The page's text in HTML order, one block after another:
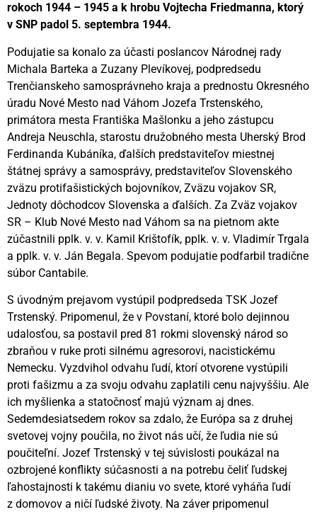
rokoch 1944 – 1945 a k hrobu Vojtecha Friedmanna, ktorý
v SNP padol 5. septembra 1944.
Podujatie sa konalo za účasti poslancov Národnej rady
Michala Barteka a Zuzany Plevíkovej, podpredsedu
Trenčianskeho samosprávneho kraja a prednostu Okresného
úradu Nové Mesto nad Váhom Jozefa Trstenského,
primátora mesta Františka Mašlonku a jeho zástupcu
Andreja Neuschla, starostu družobného mesta Uherský Brod
Ferdinanda Kubáníka, ďalších predstaviteľov miestnej
štátnej správy a samosprávy, predstaviteľov Slovenského
zväzu protifašistických bojovníkov, Zväzu vojakov SR,
Jednoty dôchodcov Slovenska a ďalších. Za Zväz vojakov
SR – Klub Nové Mesto nad Váhom sa na pietnom akte
zúčastnili pplk. v. v. Kamil Krištofík, pplk. v. v. Vladimír Trgala
a pplk. v. v. Ján Begala. Spevom podujatie podfarbil tradične
súbor Cantabile.
S úvodným prejavom vystúpil podpredseda TSK Jozef
Trstenský. Pripomenul, že v Povstaní, ktoré bolo dejinnou
udalosťou, sa postavil pred 81 rokmi slovenský národ so
zbraňou v ruke proti silnému agresorovi, nacistickému
Nemecku. Vyzdvihol odvahu ľudí, ktorí otvorene vystúpili
proti fašizmu a za svoju odvahu zaplatili cenu najvyššiu. Ale
ich myšlienka a statočnosť majú význam aj dnes.
Sedemdesiatsedem rokov sa zdalo, že Európa sa z druhej
svetovej vojny poučila, no život nás učí, že ľudia nie sú
poučiteľní. Jozef Trstenský v tej súvislosti poukázal na
ozbrojené konflikty súčasnosti a na potrebu čeliť ľudskej
ľahostajnosti k takému dianiu vo svete, ktoré vyháňa ľudí
z domovov a ničí ľudské životy. Na záver pripomenul